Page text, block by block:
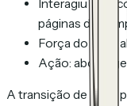
Interagiu com
páginas de
Força do sinal:
Ação:
A transição de MEX